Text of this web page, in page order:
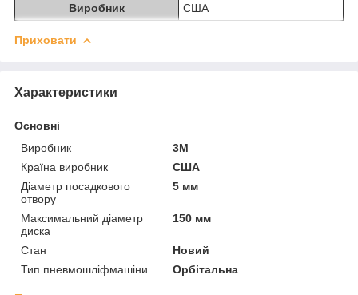
Виробник
США
Приховати
Характеристики
Основні
Виробник
3М
Країна виробник
США
Діаметр посадкового
отвору
5 мм
Максимальний діаметр
диска
150 мм
Стан
Новий
Тип пневмошліфмашіни
Орбітальна